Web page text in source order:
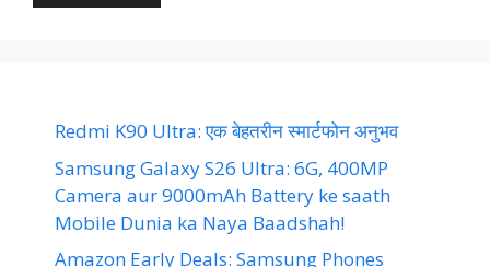
Redmi K90 Ultra: एक बेहतरीन स्मार्टफोन अनुभव
Samsung Galaxy S26 Ultra: 6G, 400MP
Camera aur 9000mAh Battery ke saath
Mobile Dunia ka Naya Baadshah!
Amazon Early Deals: Samsung Phones